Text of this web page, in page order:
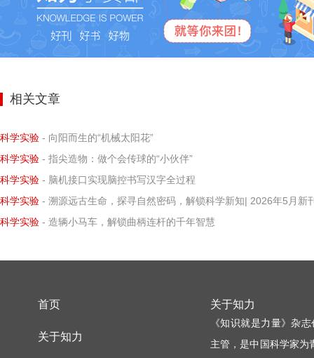
相关文章
科学实验 - 向阳而生的“机械太阳花”
科学实验 - 指尖造物：做个会传球的“小伙伴”
科学实验 - 脑机接口实现脑控书写汉字全过程
科学实验 - 溯源远古生命，探寻自然密码，解锁科学新知| 2026年5月新刊速
科学实验 - 造辆小马车，解锁曲柄连杆的千年智慧
首页
关于知力
关于知力
《知识就是力量》杂
主管，是中国科学家为